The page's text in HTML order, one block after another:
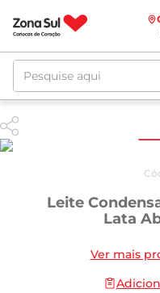
Pesquise aqui
Leite
Lata
Ver mais